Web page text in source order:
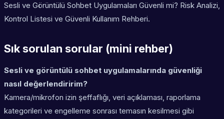
Sesli ve Görüntülü Sohbet Uygulamaları Güvenli mi? Risk Analizi,
Kontrol Listesi ve Güvenli Kullanım Rehberi.
Sık sorulan sorular (mini rehber)
Sesli ve görüntülü sohbet uygulamalarında güvenliği
nasıl değerlendiririm?
Kamera/mikrofon izin şeffaflığı, veri açıklaması, raporlama
kategorileri ve engelleme sonrası temasın kesilmesi gibi